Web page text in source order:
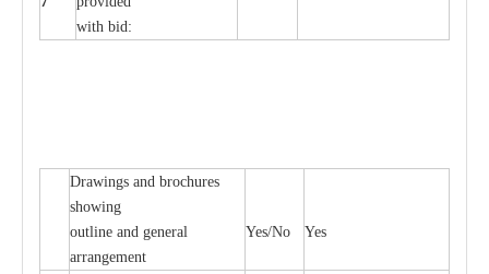
with bid:
Drawings and brochures
showing
outline and general
arrangement
Yes/No Yes